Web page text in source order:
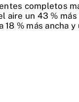
completos
aire un 43 %
18 % más ancha